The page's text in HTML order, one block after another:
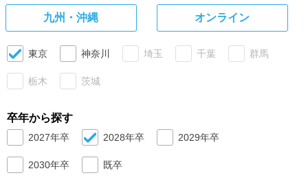
就活支援
あなたに合う仕事を診断！
就活ニュースペーパー
九州・沖縄 オンライン
東京 神奈川 埼玉 千葉 群馬
栃木 茨城
卒年から探す
2027年卒 2028年卒 2029年卒
2030年卒 既卒